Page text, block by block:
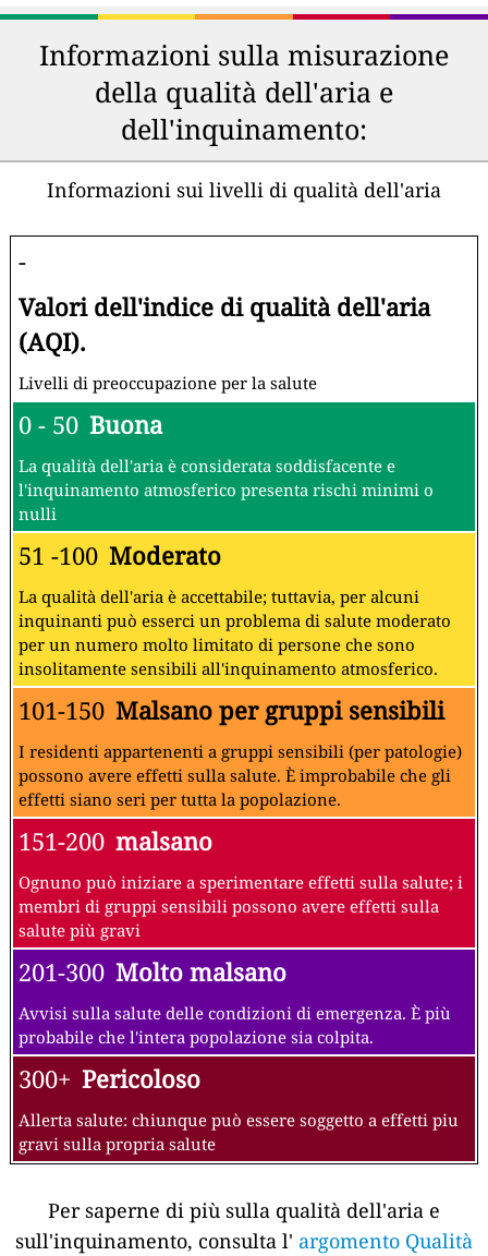
Informazioni sulla misurazione
della qualità dell'aria e
dell'inquinamento:
Informazioni sui livelli di qualità dell'aria
-
Valori dell'indice di qualità dell'aria
(AQI).
Livelli di preoccupazione per la salute
0 - 50 Buona
La qualità dell'aria è considerata soddisfacente e
l'inquinamento atmosferico presenta rischi minimi o
nulli
51 -100 Moderato
La qualità dell'aria è accettabile; tuttavia, per alcuni
inquinanti può esserci un problema di salute moderato
per un numero molto limitato di persone che sono
insolitamente sensibili all'inquinamento atmosferico.
101-150 Malsano per gruppi sensibili
I residenti appartenenti a gruppi sensibili (per patologie)
possono avere effetti sulla salute. È improbabile che gli
effetti siano seri per tutta la popolazione.
151-200 malsano
Ognuno può iniziare a sperimentare effetti sulla salute; i
membri di gruppi sensibili possono avere effetti sulla
salute più gravi
201-300 Molto malsano
Avvisi sulla salute delle condizioni di emergenza. È più
probabile che l'intera popolazione sia colpita.
300+ Pericoloso
Allerta salute: chiunque può essere soggetto a effetti piu
gravi sulla propria salute
Per saperne di più sulla qualità dell'aria e
sull'inquinamento, consulta l' argomento Qualità